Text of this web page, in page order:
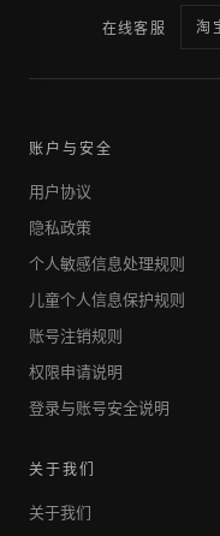
在线客服 淘
账户与安全
用户协议
隐私政策
个人敏感信息处理规则
儿童个人信息保护规则
账号注销规则
权限申请说明
登录与账号安全说明
关于我们
关于我们